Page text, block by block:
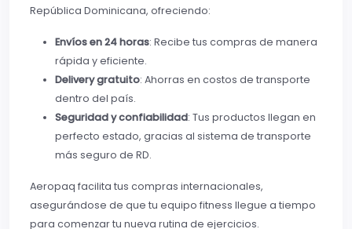
República Dominicana, ofreciendo:
Envíos en 24 horas: Recibe tus compras de manera
rápida y eficiente.
Delivery gratuito: Ahorras en costos de transporte
dentro del país.
Seguridad y confiabilidad: Tus productos llegan en
perfecto estado, gracias al sistema de transporte
más seguro de RD.
Aeropaq facilita tus compras internacionales,
asegurándose de que tu equipo fitness llegue a tiempo
para comenzar tu nueva rutina de ejercicios.